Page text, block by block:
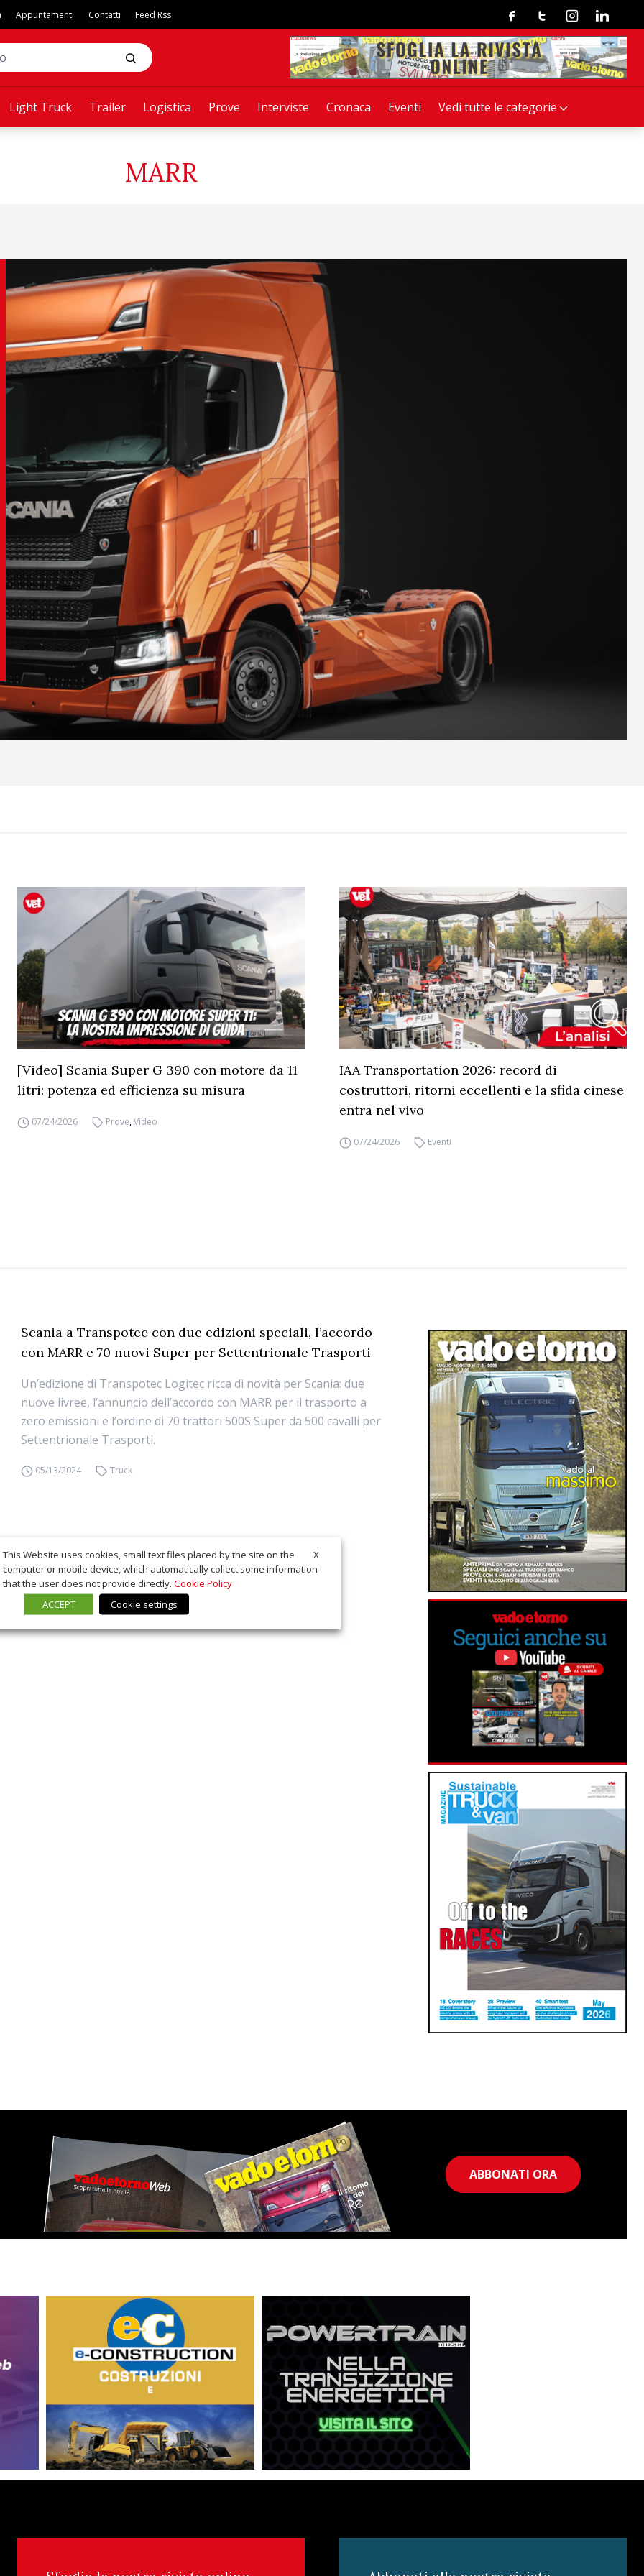
Light Truck Trailer Logistica Prove Interviste Cronaca Eventi Vedi tutte le categorie
Appuntamenti Contatti Feed Rss FacebookTwitterInstagramLinkedin
MARR
[Video] Scania Super G 390 con motore da 11
litri: potenza ed efficienza su misura
07/24/2026 Prove,Video
IAA Transportation 2026: record di
costruttori, ritorni eccellenti e la sfida cinese
entra nel vivo
07/24/2026 Eventi
Scania a Transpotec con due edizioni speciali, l’accordo
con MARR e 70 nuovi Super per Settentrionale Trasporti
Un’edizione di Transpotec Logitec ricca di novità per Scania: due
nuove livree, l’annuncio dell’accordo con MARR per il trasporto a
zero emissioni e l’ordine di 70 trattori 500S Super da 500 cavalli per
Settentrionale Trasporti.
05/13/2024 Truck
ABBONATI ORA
X
This Website uses cookies, small text files placed by the site on the
computer or mobile device, which automatically collect some information
that the user does not provide directly. Cookie Policy
ACCEPT
Cookie settings